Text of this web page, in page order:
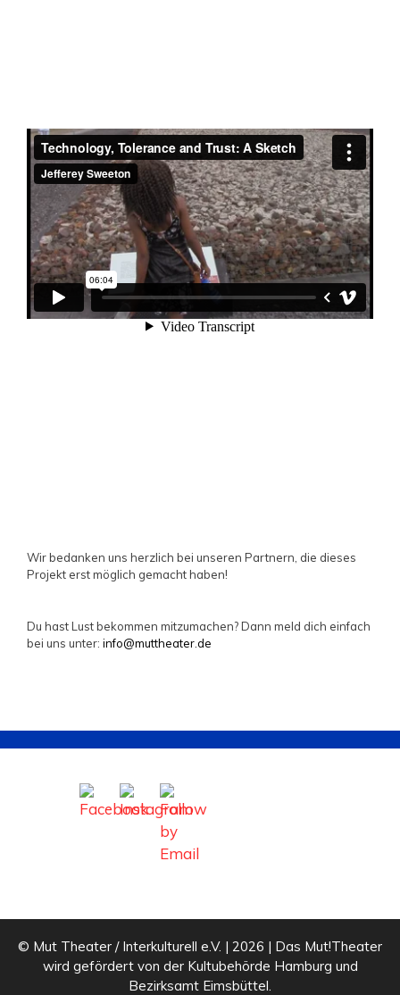
Wir bedanken uns herzlich bei unseren Partnern, die dieses
Projekt erst möglich gemacht haben!
Du hast Lust bekommen mitzumachen? Dann meld dich einfach
bei uns unter: info@muttheater.de
© Mut Theater / Interkulturell e.V. | 2026 | Das Mut!Theater
wird gefördert von der Kultubehörde Hamburg und
Bezirksamt Eimsbüttel.